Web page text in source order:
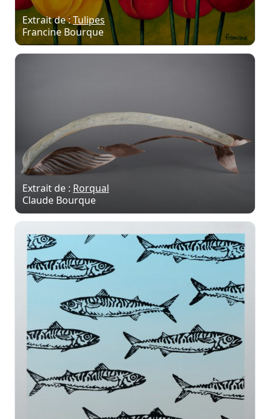
Extrait de :Tulipes
Francine Bourque
Extrait de : Rorqual
Claude Bourque